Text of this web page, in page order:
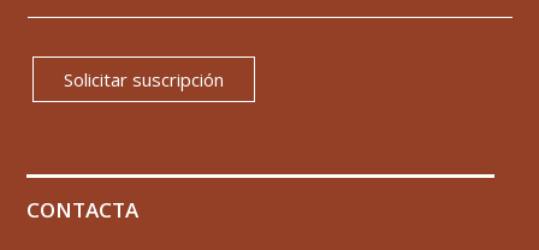
Solicitar suscripción
CONTACTA